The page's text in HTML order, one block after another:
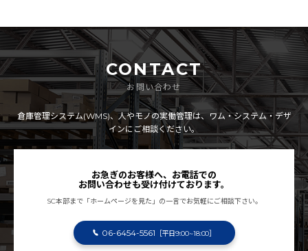
CONTACT
お問い合わせ
倉庫管理システム(WMS)、人やモノの実働管理は、ワム・システム・デザ
インにご相談ください。
お急ぎのお客様へ、お電話での
お問い合わせも受け付けております。
SC本部まで「ホームページを見た」の一言でお気軽にご相談下さい。
06-6454-5561 ［平日9:00~18:00］